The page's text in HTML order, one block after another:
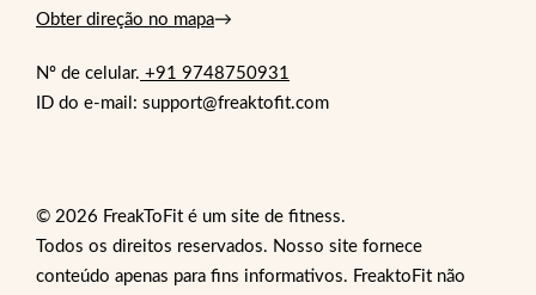
Obter direção no mapa→
Nº de celular. +91 9748750931
ID do e-mail: support@freaktofit.com
© 2026 FreakToFit é um site de fitness.
Todos os direitos reservados. Nosso site fornece
conteúdo apenas para fins informativos. FreaktoFit não